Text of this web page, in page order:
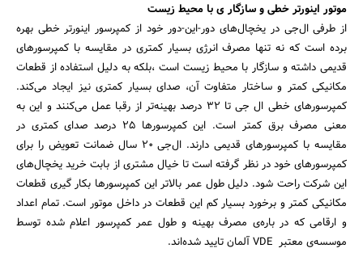
موتور اینورتر خطی و سازگار ی با محیط زیست
از طرفی ال‌جی در یخچال‌های دور-این-دور خود از کمپرسور اینورتر خطی بهره
برده است که نه تنها مصرف انرژی بسیار کمتری در مقایسه با کمپرسورهای
قدیمی داشته و سازگار با محیط زیست است ،بلکه به دلیل استفاده از قطعات
مکانیکی کمتر و ساختار متفاوت آن، صدای بسیار کمتری نیز ایجاد می‌کند.
کمپرسورهای خطی ال جی تا 32 درصد بهینه‌تر از رقبا عمل می‌کنند و این به
معنی مصرف برق کمتر است. این کمپرسورها 25 درصد صدای کمتری در
مقایسه با کمپرسورهای قدیمی دارند. ال‌جی 20 سال ضمانت تعویض را برای
کمپرسورهای خود در نظر گرفته است تا خیال مشتری از بابت خرید یخچال‌های
این شرکت راحت شود. دلیل طول عمر بالاتر این کمپرسورها بکار گیری قطعات
مکانیکی کمتر و برخورد بسیار کم این قطعات در داخل موتور است. تمام اعداد
و ارقامی که در باره‌ی مصرف بهینه‌ و طول عمر کمپرسور اعلام شده توسط
موسسه‌ی معتبر VDE آلمان تایید شده‌اند.